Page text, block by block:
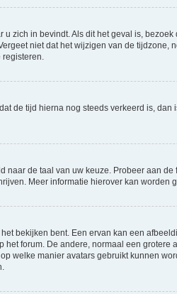
zich in bevindt. Als dit het geval is,
niet dat het wijzigen van de
de tijd hierna nog steeds verkeerd is,
de taal van uw keuze. Probeer aan
Meer informatie hierover kan
bekijken bent. Een ervan kan een
forum. De andere, normaal een
welke manier avatars gebruikt kunnen